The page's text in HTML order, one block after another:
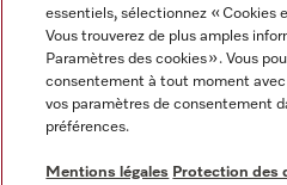
Mentions légales
CGV
Protection des données
essentiels, sélectionnez « Cookies
Vous trouverez de plus amples
Paramètres des cookies ». Vous
consentement à tout moment
vos paramètres de consentement
préférences.
Mentions légales Protection des